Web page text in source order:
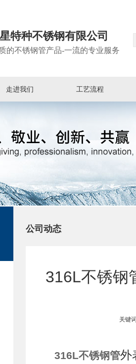
特种不锈钢有限公司
的不锈钢管产品-一流的专业服务
走进我们 工艺流程
公司动态
316L不锈钢
关键
316L不锈钢管外